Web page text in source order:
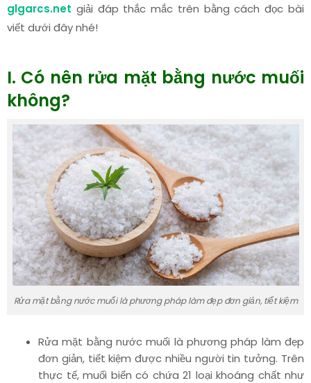
glgarcs.net giải đáp thắc mắc trên bằng cách đọc bài
viết dưới đây nhé!
I. Có nên rửa mặt bằng nước muối
không?
Rửa mặt bằng nước muối là phương pháp làm đẹp đơn giản, tiết kiệm
Rửa mặt bằng nước muối là phương pháp làm đẹp
đơn giản, tiết kiệm được nhiều người tin tưởng. Trên
thực tế, muối biển có chứa 21 loại khoáng chất như